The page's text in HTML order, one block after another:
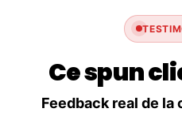
Ce spun
Feedback real de